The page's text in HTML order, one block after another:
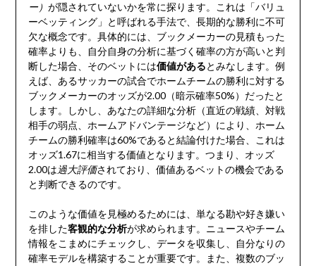
ー） が隠されていないかを常に探ります。これは「バリュ
ーベッティング」と呼ばれる手法で、長期的な勝利に不可
欠な概念です。具体的には、ブックメーカーの見積もった
確率よりも、自分自身の分析に基づく確率の方が高いと判
断した場合、そのベットには価値があるとみなします。例
えば、あるサッカーの試合でホームチームの勝利に対する
ブックメーカーのオッズが2.00（暗示確率50%）だったと
します。しかし、あなたの詳細な分析（直近の戦績、対戦
相手の弱点、ホームアドバンテージなど）により、ホーム
チームの勝利確率は60%であると結論付けた場合、これは
オッズ1.67に相当する価値となります。つまり、オッズ
2.00は過大評価されており、価値あるベットの機会である
と判断できるのです。
このような価値を見極めるためには、単なる勘や好き嫌い
を排した客観的な分析が求められます。ニュースやチーム
情報をこまめにチェックし、データを収集し、自分なりの
確率モデルを構築することが重要です。また、複数のブッ